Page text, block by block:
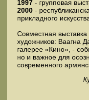
1997 - групповая
2000 -
прикладного
Совместная
художников: Ваагна
галерее «Кино», -
но и важное для
современного